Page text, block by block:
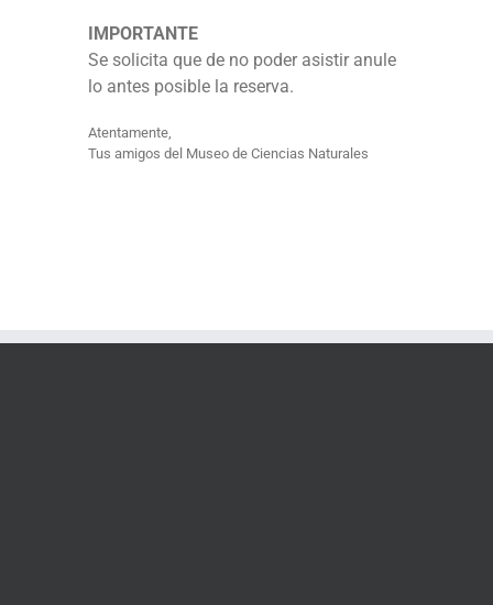
IMPORTANTE
Se solicita que de no poder asistir anule
lo antes posible la reserva.
Atentamente,
Tus amigos del Museo de Ciencias Naturales